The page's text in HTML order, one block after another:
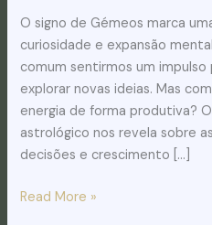
O signo de Gémeos marca
curiosidade e expansão
comum sentirmos um
explorar novas ideias. Mas
energia de forma produtiva?
astrológico nos revela sobre
decisões e crescimento […]
Read More »